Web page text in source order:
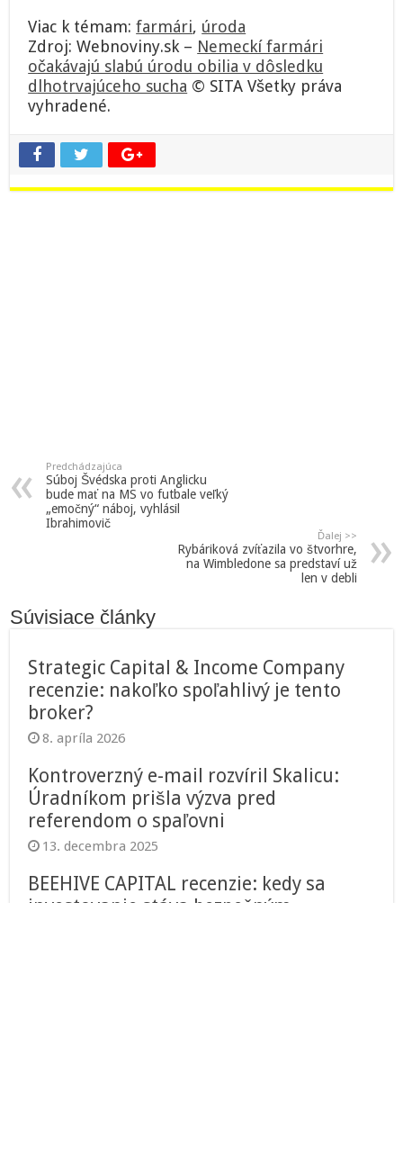
Viac k témam:farmári, úroda
Zdroj: Webnoviny.sk – Nemeckí farmári
očakávajú slabú úrodu obilia v dôsledku
dlhotrvajúceho sucha © SITA Všetky práva
vyhradené.
Predchádzajúca
Súboj Švédska proti Anglicku
bude mať na MS vo futbale veľký
„emočný“ náboj, vyhlásil
Ibrahimovič
Ďalej >>
Rybáriková zvíťazila vo štvorhre,
na Wimbledone sa predstaví už
len v debli
Súvisiace články
Strategic Capital & Income Company
recenzie: nakoľko spoľahlivý je tento
broker?
8. apríla 2026
Kontroverzný e-mail rozvíril Skalicu:
Úradníkom prišla výzva pred
referendom o spaľovni
13. decembra 2025
BEEHIVE CAPITAL recenzie: kedy sa
investovanie stáva bezpečným